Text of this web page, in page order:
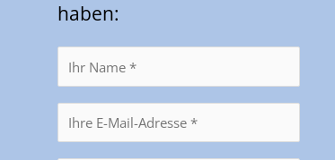
haben: